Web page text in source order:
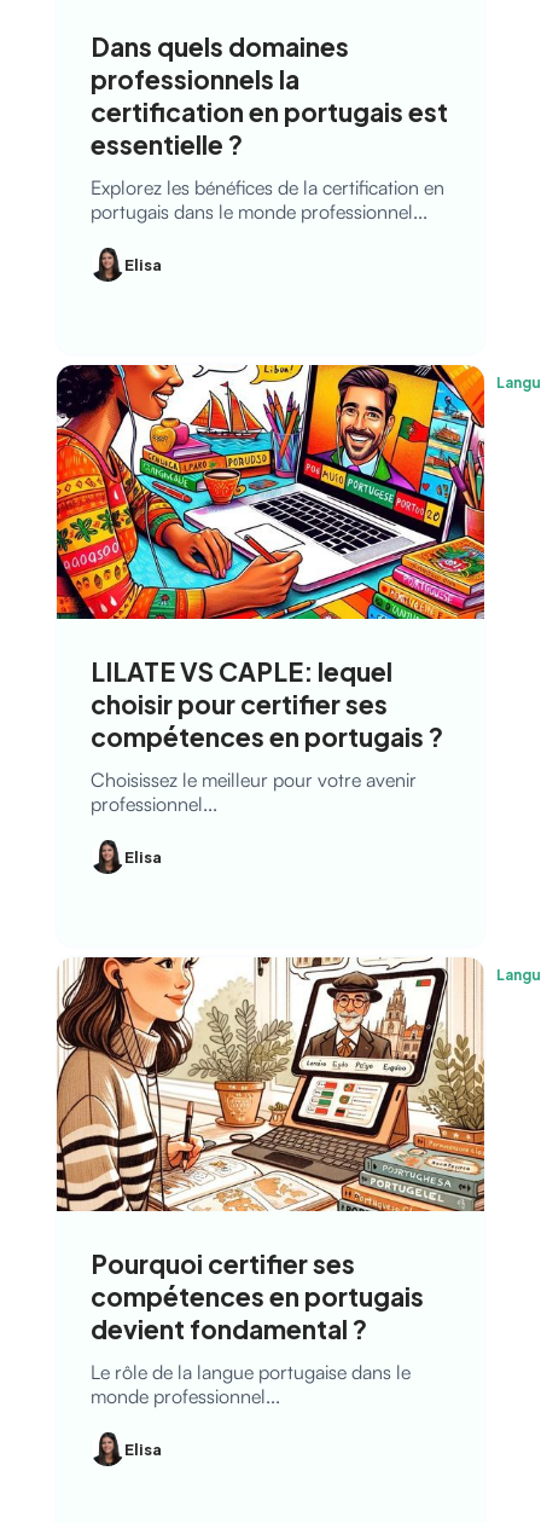
Dans quels domaines
professionnels la
certification en portugais est
essentielle ?
Explorez les bénéfices de la certification en
portugais dans le monde professionnel...
Elisa
LILATE VS CAPLE: lequel
choisir pour certifier ses
compétences en portugais ?
Choisissez le meilleur pour votre avenir
professionnel...
Elisa
Pourquoi certifier ses
compétences en portugais
devient fondamental ?
Le rôle de la langue portugaise dans le
monde professionnel...
Elisa